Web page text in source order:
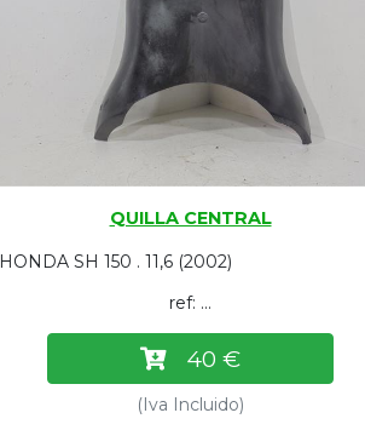
QUILLA CENTRAL
HONDA SH 150 . 11,6 (2002)
ref: ...
40 €
(Iva Incluido)